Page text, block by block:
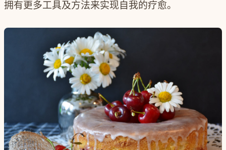
拥有更多工具及方法来实现自我的疗愈。